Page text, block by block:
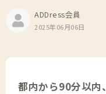
ADDress会員
2025年06月06日
都内から90分以内